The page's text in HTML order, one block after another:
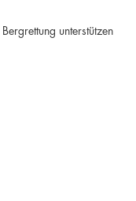
Bergrettung unterstützen